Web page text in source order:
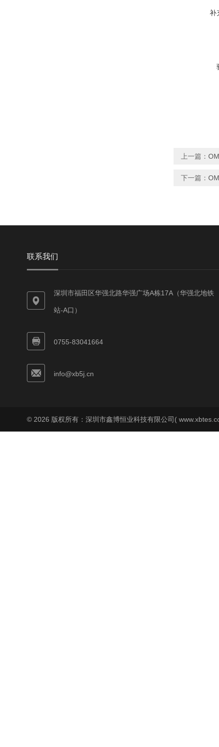
补
上一篇：
下一篇：
联系我们
深圳市福田区华强北路华强广场A栋17A（华强北地铁
站-A口）
0755-83041664
info@xb5j.cn
© 2026 版权所有：深圳市鑫博恒业科技有限公司(